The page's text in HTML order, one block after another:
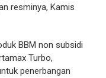
resminya, Kamis
BBM non subsidi
Turbo,
penerbangan